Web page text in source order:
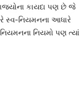
કાયદા પણ છે જે
સ્વ-નિયમનના આધારે
નિયમો પણ ત્યાં